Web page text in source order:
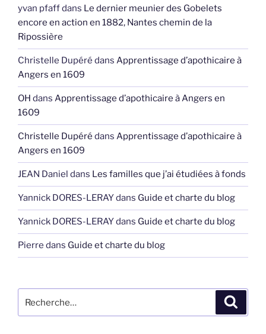
yvan pfaffdans Le dernier meunier des Gobelets
encore en action en 1882, Nantes chemin de la
Ripossière
Christelle Dupéré dans Apprentissage d’apothicaire à
Angers en 1609
OH dans Apprentissage d’apothicaire à Angers en
1609
Christelle Dupéré dans Apprentissage d’apothicaire à
Angers en 1609
JEAN Daniel dans Les familles que j’ai étudiées à fonds
Yannick DORES-LERAYdans Guide et charte du blog
Yannick DORES-LERAYdans Guide et charte du blog
Pierre dans Guide et charte du blog
pour